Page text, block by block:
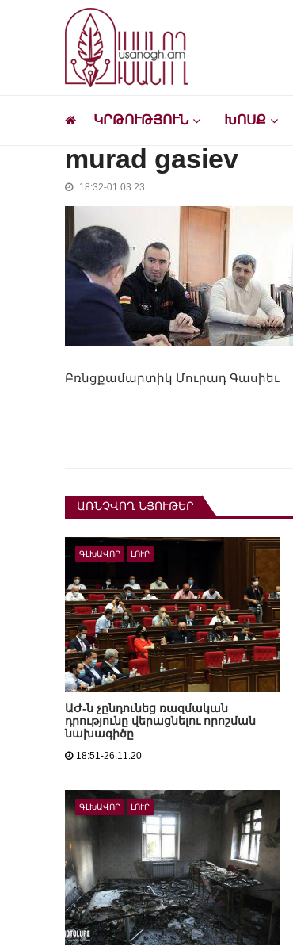
ԿՐԹՈՒԹՅՈՒՆ ԽՈՍՔ
murad gasiev
18:32-01.03.23
Բռնցքամարտիկ Մուրադ Գասիեւ
ԱՌՆՉՎՈՂ ՆՅՈՒԹԵՐ
ԳԼԽԱՎՈՐ ԼՈՒՐ
ԱԺ-ն չընդունեց ռազմական
դրությունը վերացնելու որոշման
նախագիծը
18:51-26.11.20
ԳԼԽԱՎՈՐ ԼՈՒՐ